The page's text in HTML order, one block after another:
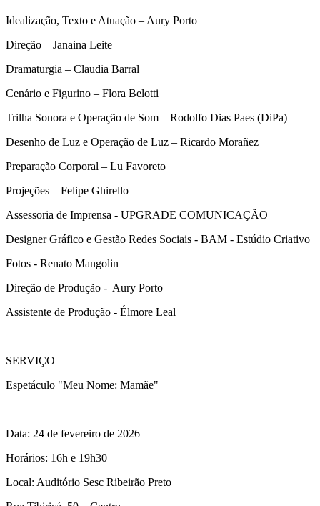
Idealização, Texto e Atuação – Aury Porto
Direção – Janaina Leite
Dramaturgia – Claudia Barral
Cenário e Figurino – Flora Belotti
Trilha Sonora e Operação de Som – Rodolfo Dias Paes (DiPa)
Desenho de Luz e Operação de Luz – Ricardo Morañez
Preparação Corporal – Lu Favoreto
Projeções – Felipe Ghirello
Assessoria de Imprensa - UPGRADE COMUNICAÇÃO
Designer Gráfico e Gestão Redes Sociais - BAM - Estúdio Criativo
Fotos - Renato Mangolin
Direção de Produção - Aury Porto
Assistente de Produção - Élmore Leal
SERVIÇO
Espetáculo "Meu Nome: Mamãe"
Data: 24 de fevereiro de 2026
Horários: 16h e 19h30
Local: Auditório Sesc Ribeirão Preto